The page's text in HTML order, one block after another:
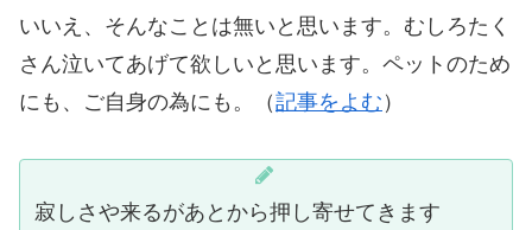
いいえ、そんなことは無いと思います。むしろたく
さん泣いてあげて欲しいと思います。ペットのため
にも、ご自身の為にも。（記事をよむ ）
寂しさや来るがあとから押し寄せてきます